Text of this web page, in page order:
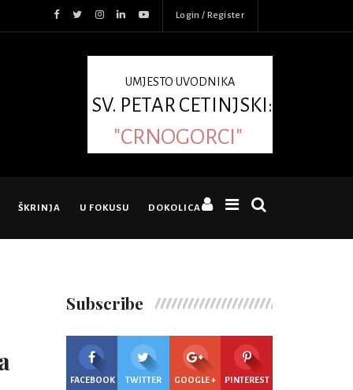
Login / Register
UMJESTO UVODNIKA
SV. PETAR CETINJSKI:
"CRNOGORCI"
ŠKRINJA U FOKUSU DOKOLICA
Subscribe
FACEBOOK TWITTER GOOGLE + PINTEREST